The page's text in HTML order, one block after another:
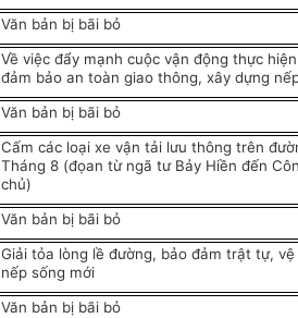
Văn bản bị bãi bỏ
Về việc đẩy mạnh cuộc vận động thực
đảm bảo an toàn giao thông, xây dựng
Văn bản bị bãi bỏ
Cấm các loại xe vận tải lưu thông trên
Tháng 8 (đọan từ ngã tư Bảy Hiền đến
chủ)
Văn bản bị bãi bỏ
Giải tỏa lòng lề đường, bảo đảm trật tự,
nếp sống mới
Văn bản bị bãi bỏ